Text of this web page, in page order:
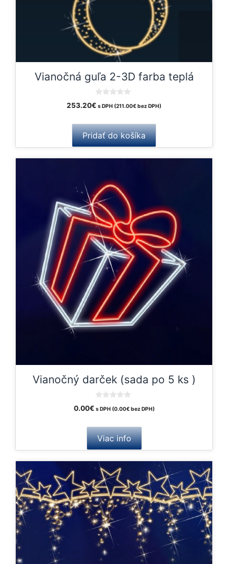
Vianočná guľa 2-3D farba teplá
0
o
o
f
5
253.20€ s DPH (211.00€bez DPH)
Pridať do košíka
Vianočný darček (sada po 5 ks )
o
o
f
5
0.00€ s DPH (0.00€bez DPH)
Viac info